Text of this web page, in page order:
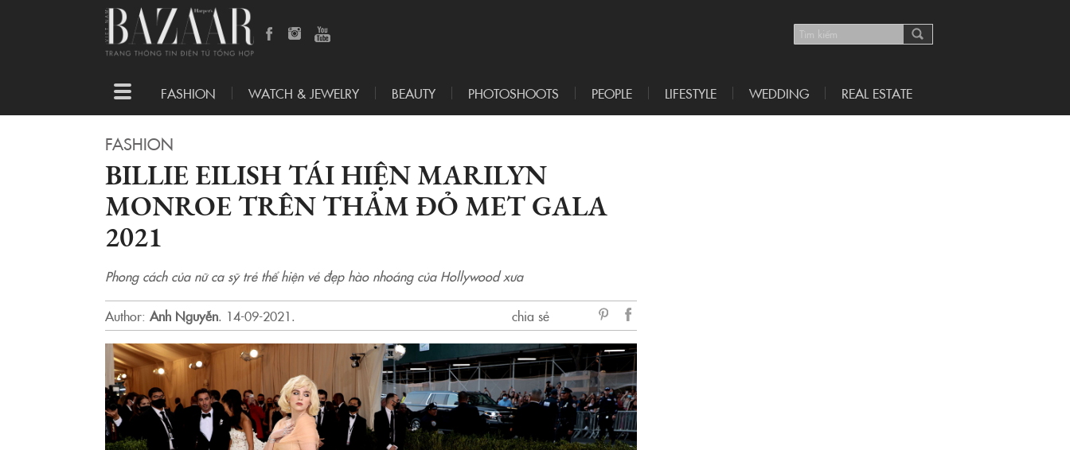
Toggle
navigation
FASHION WATCH & JEWELRY BEAUTY PHOTOSHOOTS PEOPLE LIFESTYLE WEDDING REAL ESTATE
FASHION
BILLIE EILISH TÁI HIỆN MARILYN
MONROE TRÊN THẢM ĐỎ MET GALA
2021
Phong cách của nữ ca sỹ trẻ thể hiện vẻ đẹp hào nhoáng của Hollywood xưa
Author: Anh Nguyễn. 14-09-2021.
chia sẻ
Facebook